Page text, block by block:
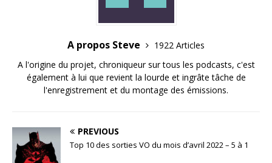
A propos Steve
1922 Articles
A l'origine du projet, chroniqueur sur tous les podcasts, c'est
également à lui que revient la lourde et ingrâte tâche de
l'enregistrement et du montage des émissions.
PREVIOUS
Top 10 des sorties VO du mois d’avril 2022 – 5 à 1